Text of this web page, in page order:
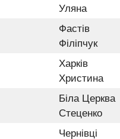
Уляна
Фастів
Філіпчук
Харків
Христина
Біла Церква
Стеценко
Чернівці